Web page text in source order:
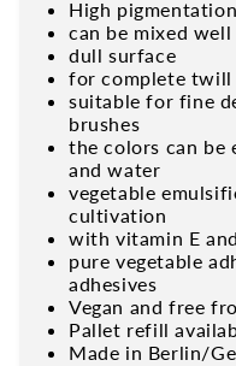
High pigmentation
can be mixed
dull surface
for complete twill
suitable for fine
brushes
the colors can be
and water
vegetable
cultivation
with vitamin E
pure vegetable
adhesives
Vegan and free
Pallet refill
Made in Berlin/